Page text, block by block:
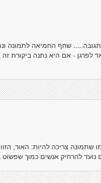
שחף החמיאה לתמונה
- אם היא נתנה ביקורת זה
צריכה להיות: האור,
להרחיק אנשים כמוך שפשוט